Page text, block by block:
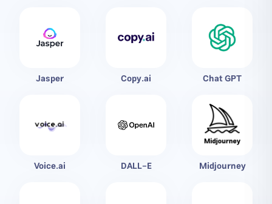
Chat GPT
Copy.ai
Jasper
Midjourney
DALL-E
Voice.ai